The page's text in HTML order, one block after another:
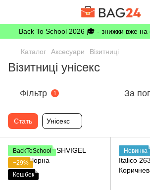
Back To School 2026 🎓 - знижки вже на
Каталог Аксесуари Візитниці
Візитниці унісекс
Фільтр 1 За
Стать Унісекс
BackToSchool
−29%
Кешбек
Новинка